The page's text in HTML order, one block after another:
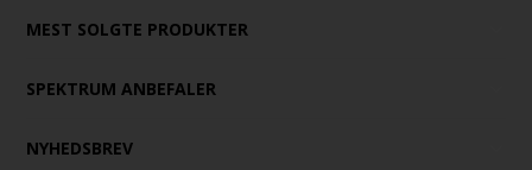
MEST SOLGTE PRODUKTER
SPEKTRUM ANBEFALER
NYHEDSBREV